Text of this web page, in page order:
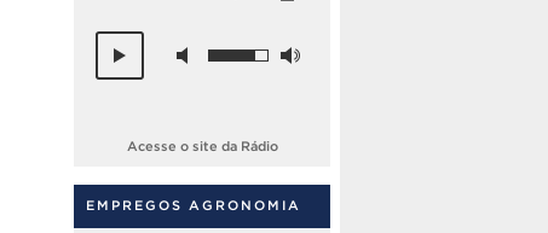
Acesse o site da Rádio
EMPREGOS AGRONOMIA